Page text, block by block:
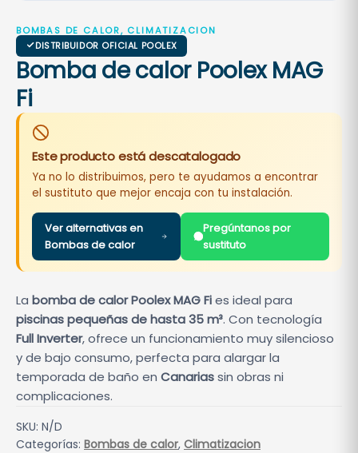
BOMBAS DE CALOR, CLIMATIZACION
DISTRIBUIDOR OFICIAL POOLEX
Bomba de calor Poolex MAG
Fi
Este producto está descatalogado
Ya no lo distribuimos, pero te ayudamos a encontrar
el sustituto que mejor encaja con tu instalación.
Ver alternativas en
Bombas de calor
Pregúntanos por
sustituto
La bomba de calor Poolex MAG Fies ideal para
piscinas pequeñas de hasta 35 m³. Con tecnología
Full Inverter, ofrece un funcionamiento muy silencioso
y de bajo consumo, perfecta para alargar la
temporada de baño en Canariassin obras ni
complicaciones.
SKU: N/D
Categorías: Bombas de calor, Climatizacion